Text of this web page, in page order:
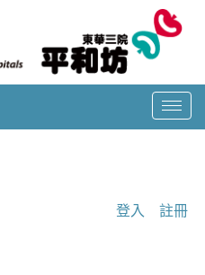
T
o
e
登入 註冊